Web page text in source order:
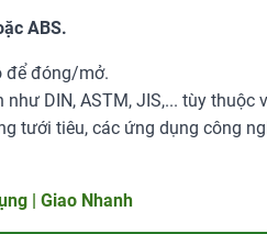
ABS.
để đóng/mở.
DIN, ASTM, JIS,... tùy
tưới tiêu, các ứng dụng công
| Giao Nhanh